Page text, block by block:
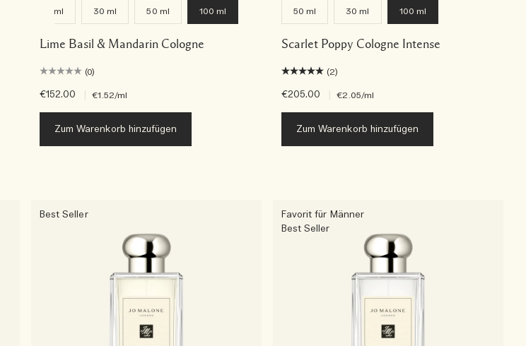
9 ml 30 ml 50 ml 100 ml
Lime Basil & Mandarin Cologne
(0)
€152.00 €1.52/ml
Zum Warenkorb hinzufügen
50 ml 30 ml 100 ml
Scarlet Poppy Cologne Intense
(2)
€205.00 €2.05/ml
Zum Warenkorb hinzufügen
Best Seller
Favorit für Männer
Best Seller